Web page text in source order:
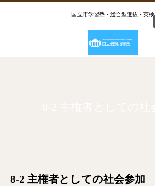
国立市学習塾・総合型選抜・英検
8-2 主権者としての社会参加